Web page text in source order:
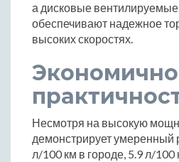
а дисковые
обеспечивают надежное
высоких скоростях.
Несмотря на высокую
демонстрирует умеренный
л/100 км в городе, 5.9 л/100